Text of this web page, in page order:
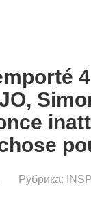
Рубрика: